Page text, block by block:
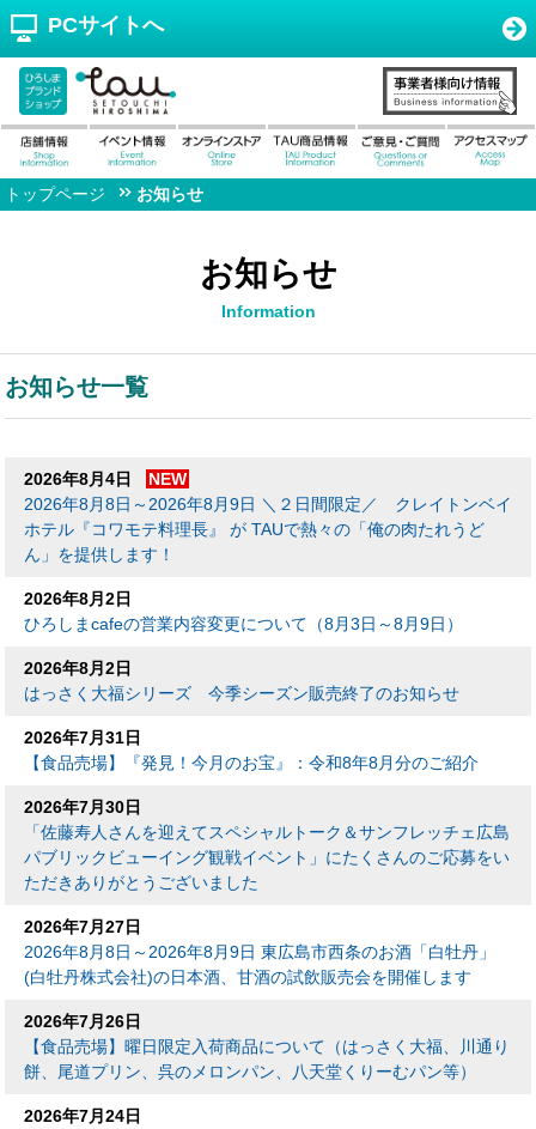
PCサイトへ
トップページ お知らせ
お知らせ
Information
お知らせ一覧
2026年8月4日
NEW
2026年8月8日～2026年8月9日 ＼２日間限定／ クレイトンベイ
ホテル『コワモテ料理長』 が TAUで熱々の「俺の肉たれうど
ん」を提供します！
2026年8月2日
ひろしまcafeの営業内容変更について（8月3日～8月9日）
2026年8月2日
はっさく大福シリーズ 今季シーズン販売終了のお知らせ
2026年7月31日
【食品売場】『発見！今月のお宝』：令和8年8月分のご紹介
2026年7月30日
「佐藤寿人さんを迎えてスペシャルトーク＆サンフレッチェ広島
パブリックビューイング観戦イベント」にたくさんのご応募をい
ただきありがとうございました
2026年7月27日
2026年8月8日～2026年8月9日 東広島市西条のお酒「白牡丹」
(白牡丹株式会社)の日本酒、甘酒の試飲販売会を開催します
2026年7月26日
【食品売場】曜日限定入荷商品について（はっさく大福、川通り
餅、尾道プリン、呉のメロンパン、八天堂くりーむパン等）
2026年7月24日